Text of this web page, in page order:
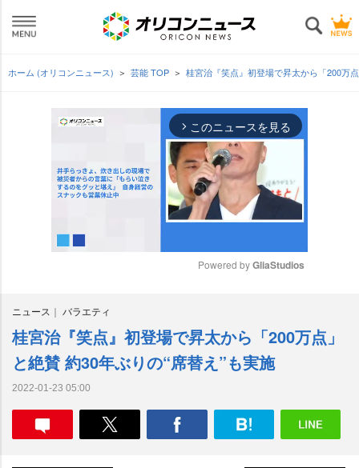
ホーム (オリコンニュース) 芸能 TOP 桂宮治『笑点』初登場で昇太から「200万
arrow_forward_ios このニュースを見る
Powered by GliaStudios
ニュース バラエティ
桂宮治『笑点』初登場で昇太から「200万点」
と絶賛 約30年ぶりの“席替え”も実施
2022-01-23 05:00